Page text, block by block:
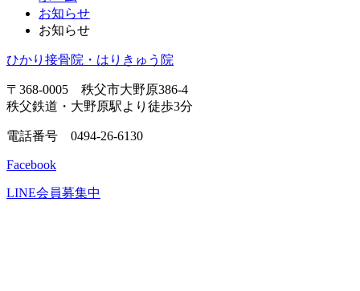
本
文
の
頭
戻
頭
へ
戻
お知らせ
お知らせ
ひかり接骨院・はりきゅう院
〒368-0005 秩父市大野原386-4
秩父鉄道・大野原駅より徒歩3分
電話番号 0494-26-6130
Facebook
LINE会員募集中